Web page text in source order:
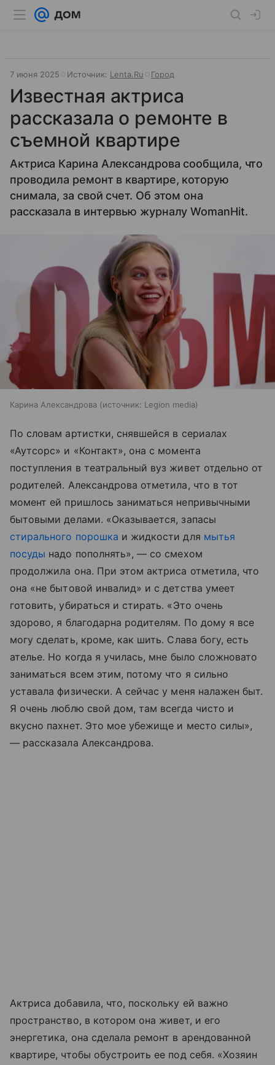
7 июня 2025 Источник: Lenta.Ru Город
Известная актриса
рассказала о ремонте в
съемной квартире
Актриса Карина Александрова сообщила, что
проводила ремонт в квартире, которую
снимала, за свой счет. Об этом она
рассказала в интервью журналу WomanHit.
Карина Александрова источник: Legion media
По словам артистки, снявшейся в сериалах
«Аутсорс» и «Контакт», она с момента
поступления в театральный вуз живет отдельно от
родителей. Александрова отметила, что в тот
момент ей пришлось заниматься непривычными
бытовыми делами. «Оказывается, запасы
стирального порошка и жидкости для мытья
посуды надо пополнять», — со смехом
продолжила она. При этом актриса отметила, что
она «не бытовой инвалид» и с детства умеет
готовить, убираться и стирать. «Это очень
здорово, я благодарна родителям. По дому я все
могу сделать, кроме, как шить. Слава богу, есть
ателье. Но когда я училась, мне было сложновато
заниматься всем этим, потому что я сильно
уставала физически. А сейчас у меня налажен быт.
Я очень люблю свой дом, там всегда чисто и
вкусно пахнет. Это мое убежище и место силы»,
— рассказала Александрова.
Актриса добавила, что, поскольку ей важно
пространство, в котором она живет, и его
энергетика, она сделала ремонт в арендованной
квартире, чтобы обустроить ее под себя. «Хозяин